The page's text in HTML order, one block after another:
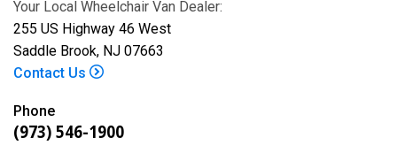
Your Local Wheelchair Van Dealer:
255 US Highway 46 West
Saddle Brook, NJ 07663
Contact Us
Phone
(973) 546-1900